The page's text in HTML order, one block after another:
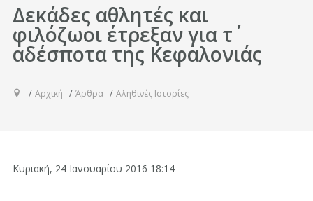
Δεκάδες αθλητές και
φιλόζωοι έτρεξαν για τ΄
αδέσποτα της Κεφαλονιάς
Αρχική Άρθρα Αληθινές Ιστορίες
Κυριακή, 24 Ιανουαρίου 2016 18:14